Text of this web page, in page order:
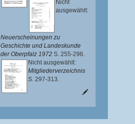
Nicht
ausgewählt:
Neuerscheinungen zu
Geschichte und Landeskunde
der Oberpfalz 1972 S. 255-296.
Nicht ausgewählt:
Mitgliederverzeichnis
S. 297-313.